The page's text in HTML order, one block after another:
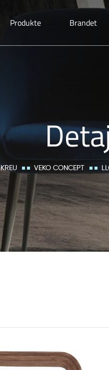
Produkte Brandet
KREU VEKO CONCEPT